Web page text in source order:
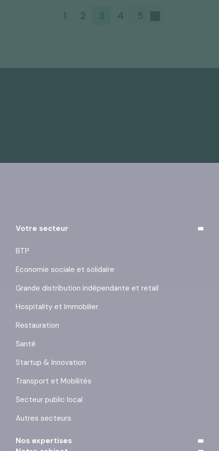
1 2 3 4 5
des liens de désinscription ou en cliquant sur ce lien :
Votre secteur
BTP
Economie sociale et solidaire
Grande distribution indépendante et retail
Hospitality et Immobilier
Restauration
Santé
Startup & Innovation
Transport et Mobilités
Secteur public local
Autres secteurs
Nos expertises